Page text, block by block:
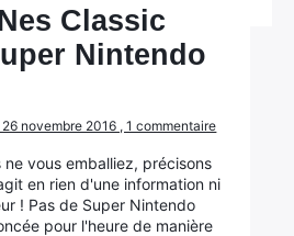
Classic
Nintendo
novembre 2016 , 1 commentaire
ne vous emballiez, précisons
en rien d'une information ni
! Pas de Super Nintendo
pour l'heure de manière